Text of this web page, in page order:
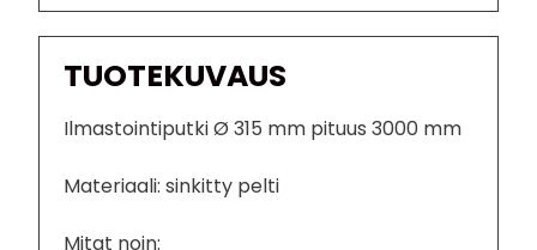
TUOTEKUVAUS
Ilmastointiputki Ø 315 mm pituus 3000 mm
Materiaali: sinkitty pelti
Mitat noin: